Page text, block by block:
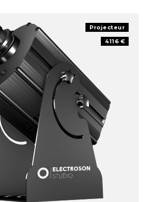
Projecteur
4116 €